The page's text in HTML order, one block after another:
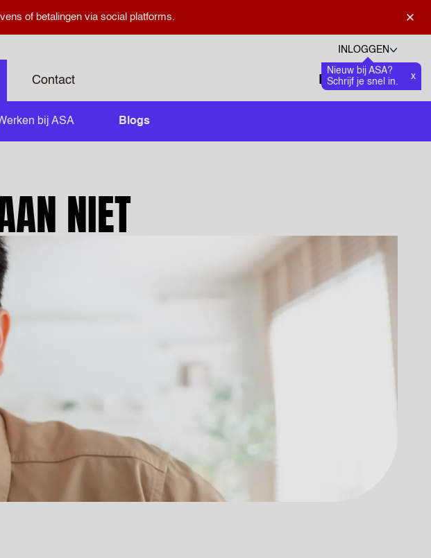
×
of betalingen via social platforms.
INLOGGEN
Nieuw bij ASA?
Schrijf je snel in.
x
Contact
Talen
Zoeken openen
0
bij ASA Blogs
NIET